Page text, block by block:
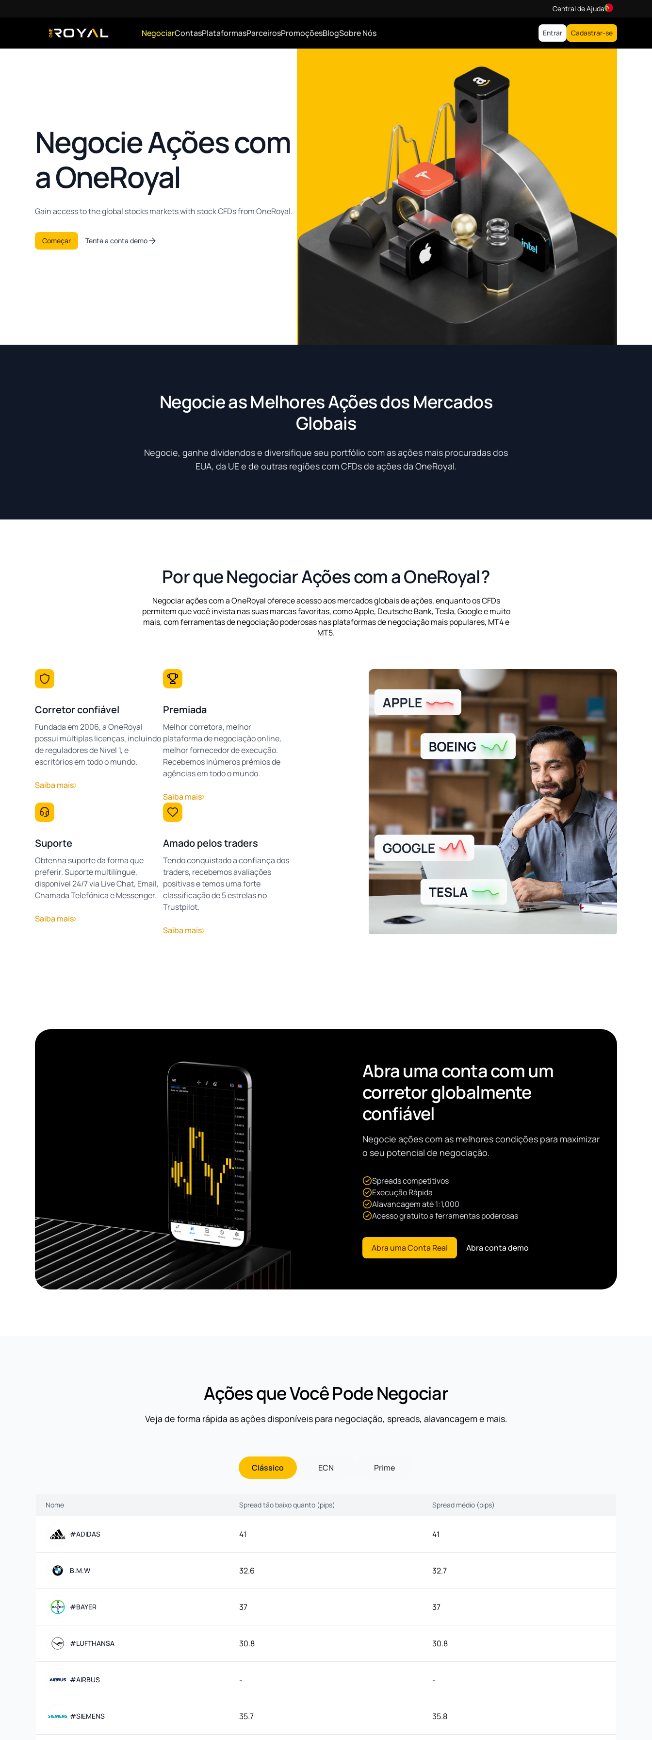
Central de Ajuda
OneRoyal Home NegociarContasPlataformasParceirosPromoçõesBlogSobre Nós Entrar Cadastrar-se
Negocie Ações com
a OneRoyal
Gain access to the global stocks markets with stock CFDs from OneRoyal.
Começar Tente a conta demo
Negocie as Melhores Ações dos Mercados
Globais
Negocie, ganhe dividendos e diversifique seu portfólio com as ações mais procuradas dos
EUA, da UE e de outras regiões com CFDs de ações da OneRoyal.
Por que Negociar Ações com a OneRoyal?
Negociar ações com a OneRoyal oferece acesso aos mercados globais de ações, enquanto os CFDs
permitem que você invista nas suas marcas favoritas, como Apple, Deutsche Bank, Tesla, Google e muito
mais, com ferramentas de negociação poderosas nas plataformas de negociação mais populares, MT4 e
MT5.
Corretor confiável
Fundada em 2006, a OneRoyal
possui múltiplas licenças, incluindo
de reguladores de Nível 1, e
escritórios em todo o mundo.
Saiba mais
Premiada
Melhor corretora, melhor
plataforma de negociação online,
melhor fornecedor de execução.
Recebemos inúmeros prémios de
agências em todo o mundo.
Saiba mais
Suporte
Obtenha suporte da forma que
preferir. Suporte multilíngue,
disponível 24/7 via Live Chat, Email,
Chamada Telefónica e Messenger.
Saiba mais
Amado pelos traders
Tendo conquistado a confiança dos
traders, recebemos avaliações
positivas e temos uma forte
classificação de 5 estrelas no
Trustpilot.
Saiba mais
Abra uma conta com um
corretor globalmente
confiável
Negocie ações com as melhores condições para maximizar
o seu potencial de negociação.
Spreads competitivos
Execução Rápida
Alavancagem até 1:1,000
Acesso gratuito a ferramentas poderosas
Abra uma Conta Real Abra conta demo
Ações que Você Pode Negociar
Veja de forma rápida as ações disponíveis para negociação, spreads, alavancagem e mais.
Clássico ECN Prime
Nome Spread tão baixo quanto (pips) Spread médio (pips)
#ADIDAS 41 41
B.M.W 32.6 32.7
#BAYER 37 37
#LUFTHANSA 30.8 30.8
#AIRBUS - -
#SIEMENS 35.7 35.8